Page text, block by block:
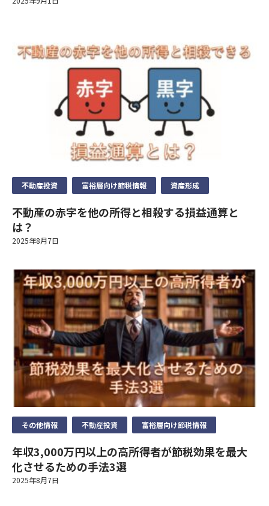
不動産投資 富裕層向け節税情報 資産形成
不動産の赤字を他の所得と相殺する損益通算と
は？
2025年8月7日
その他情報 不動産投資 富裕層向け節税情報
年収3,000万円以上の高所得者が節税効果を最大
化させるための手法3選
2025年8月7日
できます。
なお、ご照会者がご本人であることをご確認させていただいたう
えで、ご対応させていただきます。
2023年4月
お問い合わせ先
(代理店) セットライフエージェンシー株式会社
(所在地) 東京都千代田区飯田橋1-3-7 JC九段下ビル8Ｆ
(電話番号) 03-5357-1971
(受付時間) 10時〜 20時
がある場合
④国の機関若しくは地方公共団体又はその委託を受けた者が法令
の定める事務を遂行することに対して協力する必要がある場合
⑤保険料収納事務等の遂行上必要な場合において、政治。宗教等
の団体若しくは労働組合への所属若しくは加盟に関する従業員等
のセンシティブ情報を取得、利用又は第三者提供する場合。
⑥相続手当を伴う保険金支払事務等の遂行上必要な限りにおい
て、センシティブ情報を取得、利用又は第三者提供する場合。
⑦保険業の適切な業務運営を確保する必要性から、本人の同意に
三者提供する場合。
9）見直し・改善
当社の個人情報の取扱いおよび安全管理に係る適切な措置につい
ては、適宜見直し、改善いたします。
は利用停止など
個人情報保護法に基づく保有個人データに関する開示、訂正等ま
たは利用停止などに関する請求については、データ保有者である
保険会社に対してお取次ぎいたします。
11）お問い合わせ・ご相談・苦情へのご対応
当社は個人情報の取扱いに関する苦情・ご相談に迅速にご対応い
たします。
ご連絡の先は下記のお問い合わせ窓口となります。また保険事故
に関する照会については下記お問い合わせ窓口のほか、保険証券
記載の保険会社の事故相談窓口にもお問い合わせいただくことが
できます。
なお、ご照会者がご本人であることをご確認させていただいたう
えで、ご対応させていただきます。
制定日
①法令に基づく場合
②人の生命、身体又は財産の保護のために必要がある場合であっ
て、本人の同意を得ることが困難であるとき。
③公衆衛生の向上又は児童の健全な育成推進のために特に必要が
ある場合であって、本人の同意を得ることが困難であるとき。
④国の機関若しくは地方公共団体又はその委託を受けた者が法令
の定める事務を遂行することに対して協力する必要がある場合で
あって、本人の同意を得ることにより当該事務の遂行に支障を及
ぼすおそれがあるとき。
保険会社に個人データを提供する場合
8）センシティブ情報のお取扱い
当社は、政治的見解、信教(宗教、思想および信条をいいます)、
労働組合への加盟、人種および民族、門地および本籍、保健医療
情報」といいます)を掲げる場合を除くほか、取得、利用または
第三者提供を行いません。
①法令等に基づく場合
②人の生命、身体又は財産の保護のために必要がある場合
③公衆衛生の向上又は児童の健全な育成の推進のために特に必要
がある場合
④国の機関若しくは地方公共団体又はその委託を受けた者が法令
の定める事務を遂行することに対して協力する必要がある場合
⑤保険料収納事務等の遂行上必要な場合において、政治。宗教等
の団体若しくは労働組合への所属若しくは加盟に関する従業員等
のセンシティブ情報を取得、利用又は第三者提供する場合。
て、センシティブ情報を取得、利用又は第三者提供する場合。
⑦保険業の適切な業務運営を確保する必要性から、本人の同意に
基づき遂行上必要な範囲でセンシティブ情報を取得、利用又は第
①法令等に基づく場合
②人の生命、身体又は財産の保護のために必要がある場合
③公衆衛生の向上又は児童の健全な育成の推進のために特に必要
がある場合
④国の機関若しくは地方公共団体又はその委託を受けた者が法令
の定める事務を遂行することに対して協力する必要がある場合
⑤保険料収納事務等の遂行上必要な場合において、政治。宗教等
のセンシティブ情報を取得、利用又は第三者提供する場合。
⑥相続手当を伴う保険金支払事務等の遂行上必要な限りにおい
て、センシティブ情報を取得、利用又は第三者提供する場合。
⑦保険業の適切な業務運営を確保する必要性から、本人の同意に
基づき遂行上必要な範囲でセンシティブ情報を取得、利用又は第
9）見直し・改善
当社の個人情報の取扱いおよび安全管理に係る適切な措置につい
ては、適宜見直し、改善いたします。
10）個人情報保護法に基づく保有個人データ開示、訂正等また
は利用停止など
個人情報保護法に基づく保有個人データに関する開示、訂正等ま
たは利用停止などに関する請求については、データ保有者である
保険会社に対してお取次ぎいたします。
当社は個人情報の取扱いに関する苦情・ご相談に迅速にご対応い
ご連絡の先は下記のお問い合わせ窓口となります。また保険事故
に関する照会については下記お問い合わせ窓口のほか、保険証券
記載の保険会社の事故相談窓口にもお問い合わせいただくことが